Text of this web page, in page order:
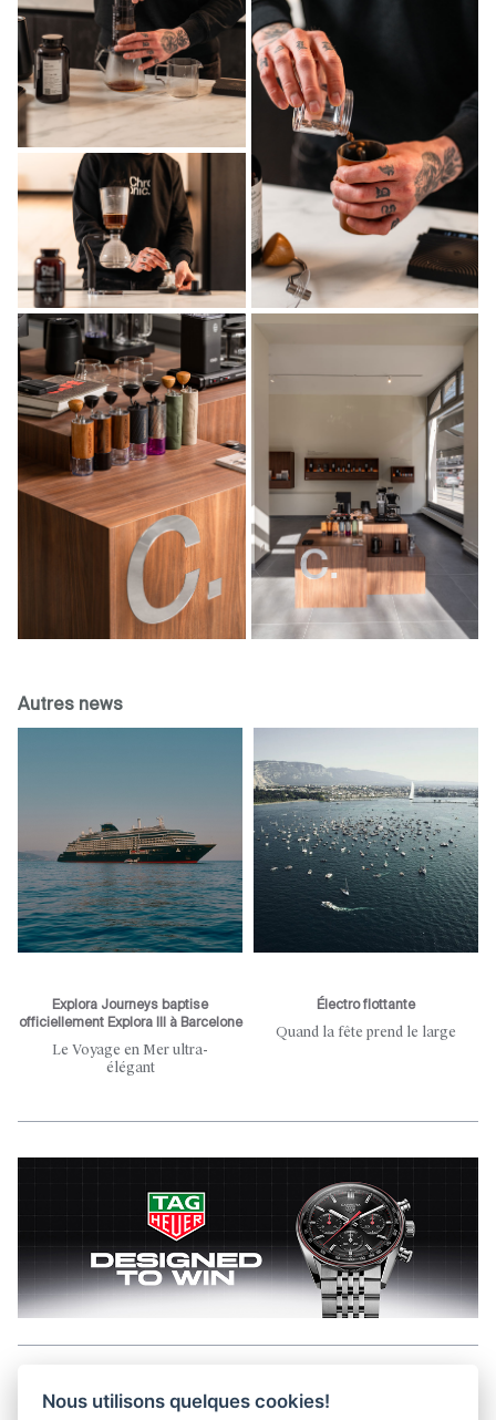
Autres news
Explora Journeys baptise
officiellement Explora III à Barcelone
Le Voyage en Mer ultra-
élégant
Électro flottante
Quand la fête prend le large
Nous utilisons quelques cookies!